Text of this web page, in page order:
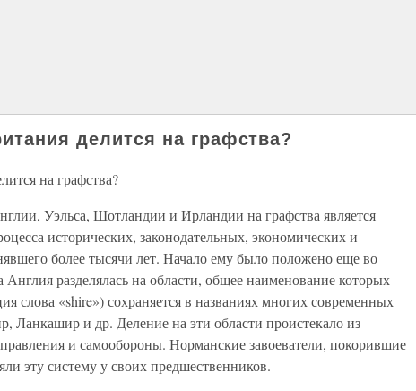
делится на графства?
на графства?
Уэльса, Шотландии и Ирландии на графства является
исторических, законодательных, экономических и
более тысячи лет. Начало ему было положено еще во
Англия разделялась на области, общее наименование которых
слова «shire») сохраняется в названиях многих современных
Ланкашир и др. Деление на эти области проистекало из
и самообороны. Норманские завоеватели, покорившие
эту систему у своих предшественников.